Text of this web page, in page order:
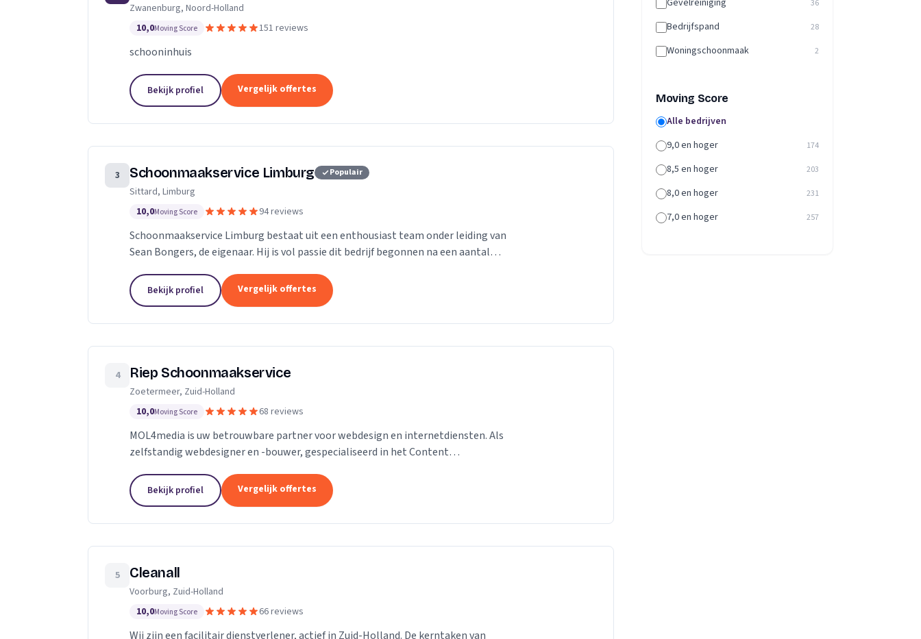
technieken en een persoonlijke aanpak die ons onderscheidt.
Zwanenburg, Noord-Holland
10,0Moving Score 151 reviews
schooninhuis
Bekijk profiel Vergelijk offertes
3 Schoonmaakservice Limburg Populair
Sittard, Limburg
10,0Moving Score 94 reviews
Schoonmaakservice Limburg bestaat uit een enthousiast team onder leiding van
Sean Bongers, de eigenaar. Hij is vol passie dit bedrijf begonnen na een aantal
Bekijk profiel Vergelijk offertes
4 Riep Schoonmaakservice
Zoetermeer, Zuid-Holland
10,0Moving Score 68 reviews
MOL4media is uw betrouwbare partner voor webdesign en internetdiensten. Als
zelfstandig webdesigner en -bouwer, gespecialiseerd in het Content
Bekijk profiel Vergelijk offertes
5 Cleanall
Voorburg, Zuid-Holland
10,0Moving Score 66 reviews
Wij zijn een facilitair dienstverlener, actief in Zuid-Holland. De kerntaken van
Gevelreiniging 36
Bedrijfspand 28
Woningschoonmaak 2
Moving Score
Alle bedrijven
9,0 en hoger
174
8,5 en hoger 203
8,0 en hoger 231
7,0 en hoger 257